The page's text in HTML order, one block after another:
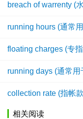
breach of warrenty (
running hours (通常
floating charges (专
running days (通常用
collection rate (指帐
相关阅读